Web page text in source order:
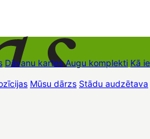
Dāvanu kartes Augu komplekti Kā
Mūsu dārzs Stādu audzētava